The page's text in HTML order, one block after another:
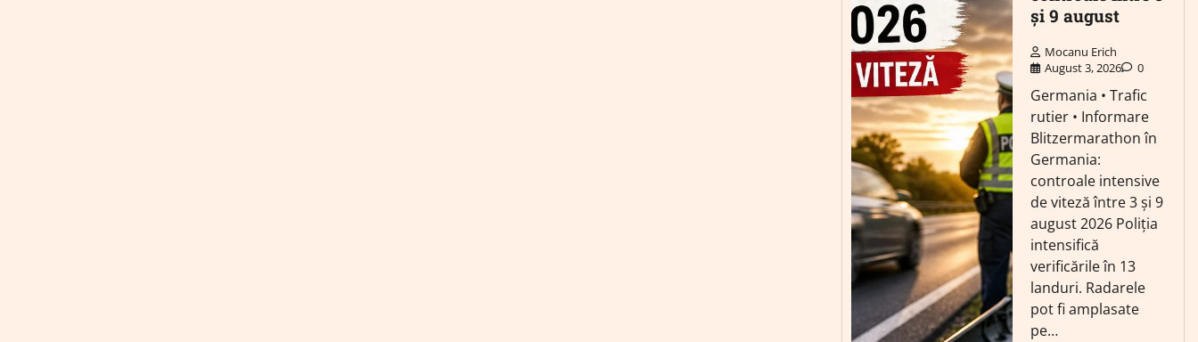
și 9 august
Mocanu Erich
August 3, 2026
0
Germania • Trafic
rutier • Informare
Blitzermarathon în
Germania:
controale intensive
de viteză între 3 și 9
august 2026 Poliția
intensifică
verificările în 13
landuri. Radarele
pot fi amplasate
pe…